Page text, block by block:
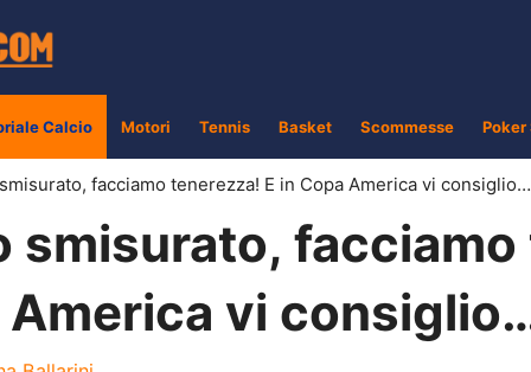
Calcio Motori Tennis Basket Scommesse Poker
facciamo tenerezza! E in Copa America vi consiglio…
smisurato,
America vi